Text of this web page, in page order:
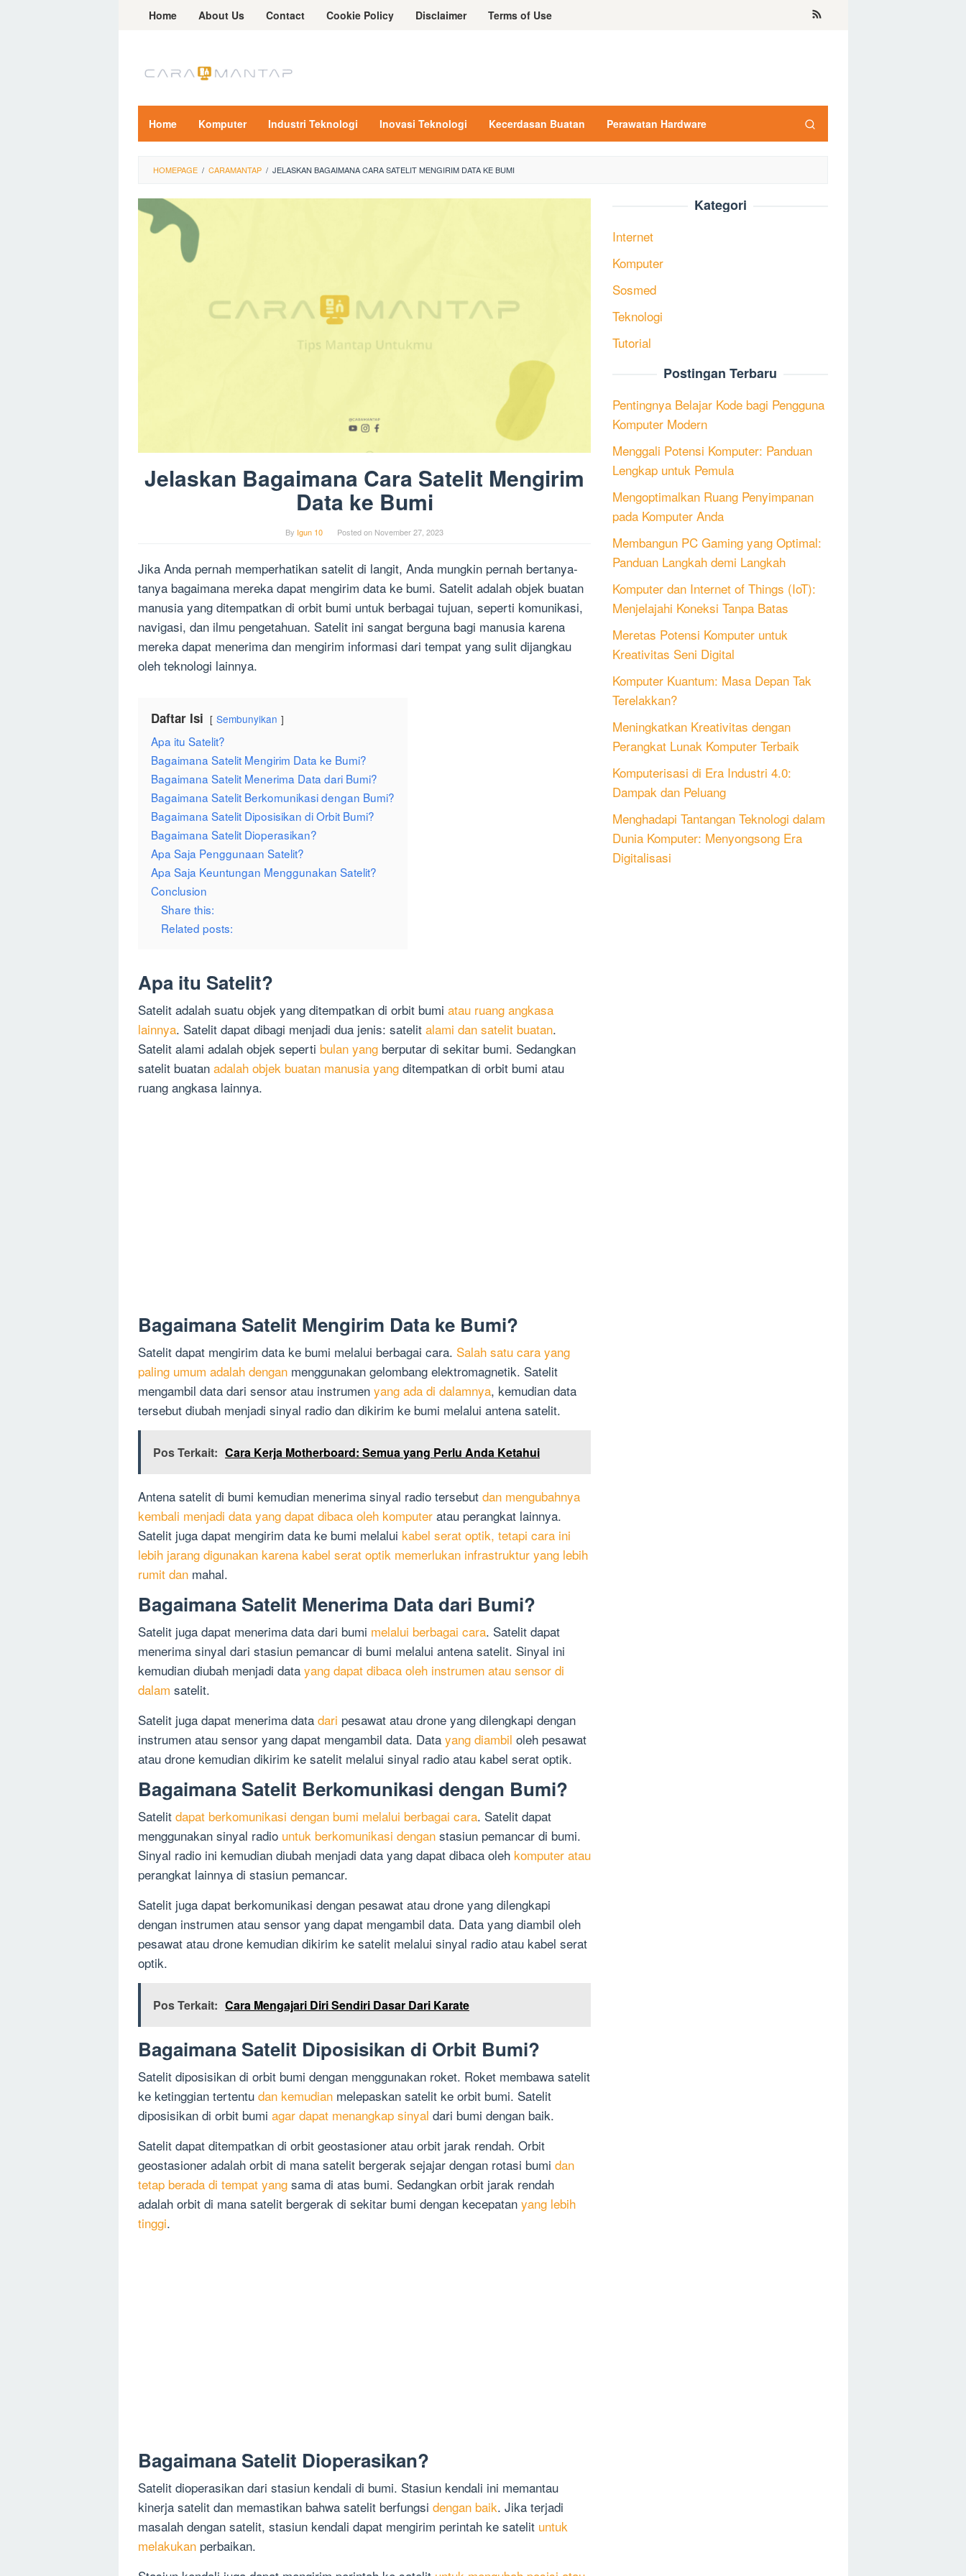
Home About Us Contact Cookie Policy Disclaimer Terms of Use
Home Komputer Industri Teknologi Inovasi Teknologi Kecerdasan Buatan Perawatan Hardware
HOMEPAGE / CARAMANTAP / JELASKAN BAGAIMANA CARA SATELIT MENGIRIM DATA KE BUMI
Jelaskan Bagaimana Cara Satelit Mengirim
Data ke Bumi
By Igun 10 Posted on November 27, 2023
Jika Anda pernah memperhatikan satelit di langit, Anda mungkin pernah bertanya-
tanya bagaimana mereka dapat mengirim data ke bumi. Satelit adalah objek buatan
manusia yang ditempatkan di orbit bumi untuk berbagai tujuan, seperti komunikasi,
navigasi, dan ilmu pengetahuan. Satelit ini sangat berguna bagi manusia karena
mereka dapat menerima dan mengirim informasi dari tempat yang sulit dijangkau
oleh teknologi lainnya.
Daftar Isi Sembunyikan
Apa itu Satelit?
Bagaimana Satelit Mengirim Data ke Bumi?
Bagaimana Satelit Menerima Data dari Bumi?
Bagaimana Satelit Berkomunikasi dengan Bumi?
Bagaimana Satelit Diposisikan di Orbit Bumi?
Bagaimana Satelit Dioperasikan?
Apa Saja Penggunaan Satelit?
Apa Saja Keuntungan Menggunakan Satelit?
Conclusion
Share this:
Related posts:
Apa itu Satelit?
Satelit adalah suatu objek yang ditempatkan di orbit bumi atau ruang angkasa
lainnya. Satelit dapat dibagi menjadi dua jenis: satelit alami dan satelit buatan.
Satelit alami adalah objek seperti bulan yang berputar di sekitar bumi. Sedangkan
satelit buatan adalah objek buatan manusia yang ditempatkan di orbit bumi atau
ruang angkasa lainnya.
Bagaimana Satelit Mengirim Data ke Bumi?
Satelit dapat mengirim data ke bumi melalui berbagai cara. Salah satu cara yang
paling umum adalah dengan menggunakan gelombang elektromagnetik. Satelit
mengambil data dari sensor atau instrumen yang ada di dalamnya, kemudian data
tersebut diubah menjadi sinyal radio dan dikirim ke bumi melalui antena satelit.
Pos Terkait: Cara Kerja Motherboard: Semua yang Perlu Anda Ketahui
Antena satelit di bumi kemudian menerima sinyal radio tersebut dan mengubahnya
kembali menjadi data yang dapat dibaca oleh komputer atau perangkat lainnya.
Satelit juga dapat mengirim data ke bumi melalui kabel serat optik, tetapi cara ini
lebih jarang digunakan karena kabel serat optik memerlukan infrastruktur yang lebih
rumit dan mahal.
Bagaimana Satelit Menerima Data dari Bumi?
Satelit juga dapat menerima data dari bumi melalui berbagai cara. Satelit dapat
menerima sinyal dari stasiun pemancar di bumi melalui antena satelit. Sinyal ini
kemudian diubah menjadi data yang dapat dibaca oleh instrumen atau sensor di
dalam satelit.
Satelit juga dapat menerima data dari pesawat atau drone yang dilengkapi dengan
instrumen atau sensor yang dapat mengambil data. Data yang diambil oleh pesawat
atau drone kemudian dikirim ke satelit melalui sinyal radio atau kabel serat optik.
Bagaimana Satelit Berkomunikasi dengan Bumi?
Satelit dapat berkomunikasi dengan bumi melalui berbagai cara. Satelit dapat
menggunakan sinyal radio untuk berkomunikasi dengan stasiun pemancar di bumi.
Sinyal radio ini kemudian diubah menjadi data yang dapat dibaca oleh komputer atau
perangkat lainnya di stasiun pemancar.
Satelit juga dapat berkomunikasi dengan pesawat atau drone yang dilengkapi
dengan instrumen atau sensor yang dapat mengambil data. Data yang diambil oleh
pesawat atau drone kemudian dikirim ke satelit melalui sinyal radio atau kabel serat
optik.
Pos Terkait: Cara Mengajari Diri Sendiri Dasar Dari Karate
Bagaimana Satelit Diposisikan di Orbit Bumi?
Satelit diposisikan di orbit bumi dengan menggunakan roket. Roket membawa satelit
ke ketinggian tertentu dan kemudian melepaskan satelit ke orbit bumi. Satelit
diposisikan di orbit bumi agar dapat menangkap sinyal dari bumi dengan baik.
Satelit dapat ditempatkan di orbit geostasioner atau orbit jarak rendah. Orbit
geostasioner adalah orbit di mana satelit bergerak sejajar dengan rotasi bumi dan
tetap berada di tempat yang sama di atas bumi. Sedangkan orbit jarak rendah
adalah orbit di mana satelit bergerak di sekitar bumi dengan kecepatan yang lebih
tinggi.
Bagaimana Satelit Dioperasikan?
Satelit dioperasikan dari stasiun kendali di bumi. Stasiun kendali ini memantau
kinerja satelit dan memastikan bahwa satelit berfungsi dengan baik. Jika terjadi
masalah dengan satelit, stasiun kendali dapat mengirim perintah ke satelit untuk
melakukan perbaikan.
Kategori
Internet
Komputer
Sosmed
Teknologi
Tutorial
Postingan Terbaru
Pentingnya Belajar Kode bagi Pengguna
Komputer Modern
Menggali Potensi Komputer: Panduan
Lengkap untuk Pemula
Mengoptimalkan Ruang Penyimpanan
pada Komputer Anda
Membangun PC Gaming yang Optimal:
Panduan Langkah demi Langkah
Komputer dan Internet of Things (IoT):
Menjelajahi Koneksi Tanpa Batas
Meretas Potensi Komputer untuk
Kreativitas Seni Digital
Komputer Kuantum: Masa Depan Tak
Terelakkan?
Meningkatkan Kreativitas dengan
Perangkat Lunak Komputer Terbaik
Komputerisasi di Era Industri 4.0:
Dampak dan Peluang
Menghadapi Tantangan Teknologi dalam
Dunia Komputer: Menyongsong Era
Digitalisasi